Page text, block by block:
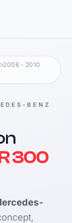
›2006 - 2010
BENZ
300